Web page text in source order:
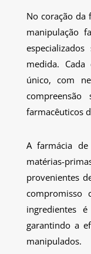
No coração da
manipulação
medida.
único, com
farmacêuticos
A farmácia
matérias-
provenientes
compromisso
ingredientes
garantindo a
manipulados.